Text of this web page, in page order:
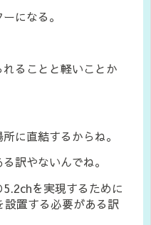
になる。
ることと軽いことか
に直結するからね。
訳やないんでね。
を実現するために
置する必要がある訳